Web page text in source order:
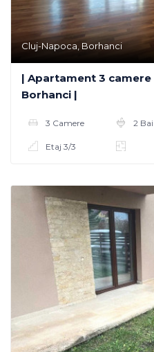
Cluj-Napoca, Borhanci
| Apartament 3 camere
Borhanci |
3 Camere 2 Bai
Etaj 3/3